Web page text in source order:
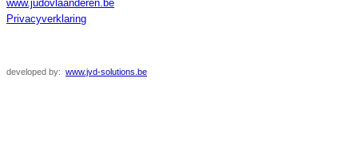
www.judovlaanderen.be
Privacyverklaring
developed by: www.jvd-solutions.be